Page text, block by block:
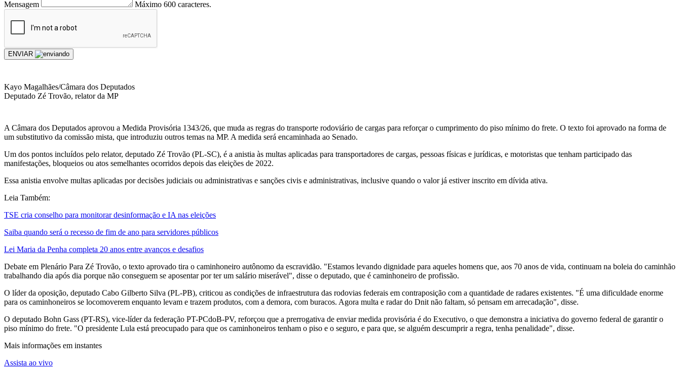
Mensagem Máximo 600 caracteres.
ENVIAR
Kayo Magalhães/Câmara dos Deputados
Deputado Zé Trovão, relator da MP
A Câmara dos Deputados aprovou a Medida Provisória 1343/26, que muda as regras do transporte rodoviário de cargas para reforçar o cumprimento do piso mínimo do frete. O texto foi aprovado na forma de
um substitutivo da comissão mista, que introduziu outros temas na MP. A medida será encaminhada ao Senado.
Um dos pontos incluídos pelo relator, deputado Zé Trovão (PL-SC), é a anistia às multas aplicadas para transportadores de cargas, pessoas físicas e jurídicas, e motoristas que tenham participado das
manifestações, bloqueios ou atos semelhantes ocorridos depois das eleições de 2022.
Essa anistia envolve multas aplicadas por decisões judiciais ou administrativas e sanções civis e administrativas, inclusive quando o valor já estiver inscrito em dívida ativa.
Leia Também:
TSE cria conselho para monitorar desinformação e IA nas eleições
Saiba quando será o recesso de fim de ano para servidores públicos
Lei Maria da Penha completa 20 anos entre avanços e desafios
Debate em Plenário Para Zé Trovão, o texto aprovado tira o caminhoneiro autônomo da escravidão. "Estamos levando dignidade para aqueles homens que, aos 70 anos de vida, continuam na boleia do caminhão
trabalhando dia após dia porque não conseguem se aposentar por ter um salário miserável", disse o deputado, que é caminhoneiro de profissão.
O líder da oposição, deputado Cabo Gilberto Silva (PL-PB), criticou as condições de infraestrutura das rodovias federais em contraposição com a quantidade de radares existentes. "É uma dificuldade enorme
para os caminhoneiros se locomoverem enquanto levam e trazem produtos, com a demora, com buracos. Agora multa e radar do Dnit não faltam, só pensam em arrecadação", disse.
O deputado Bohn Gass (PT-RS), vice-líder da federação PT-PCdoB-PV, reforçou que a prerrogativa de enviar medida provisória é do Executivo, o que demonstra a iniciativa do governo federal de garantir o
piso mínimo do frete. "O presidente Lula está preocupado para que os caminhoneiros tenham o piso e o seguro, e para que, se alguém descumprir a regra, tenha penalidade", disse.
Mais informações em instantes
Assista ao vivo